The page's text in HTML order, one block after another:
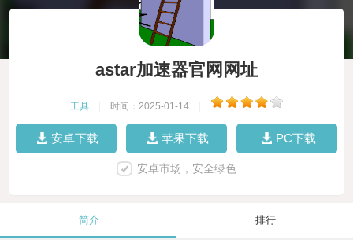
astar加速器官网网址
工具 时间：2025-01-14
安卓下载 苹果下载 PC下载
安卓市场，安全绿色
简介 排行